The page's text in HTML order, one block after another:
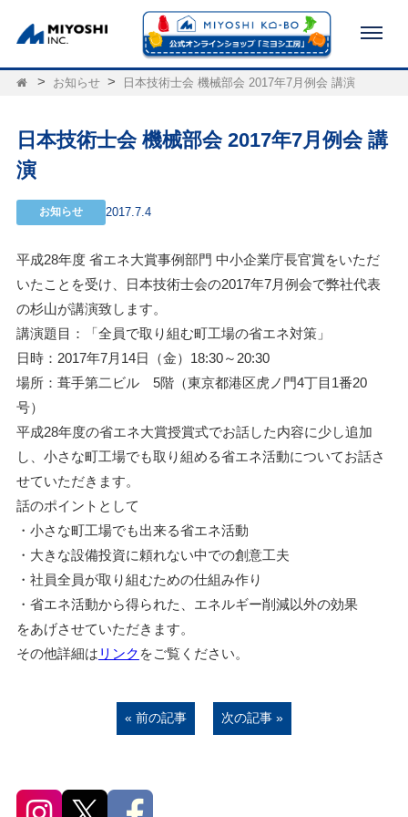
お知らせ 日本技術士会 機械部会 2017年7月例会 講演
日本技術士会 機械部会 2017年7月例会 講
演
お知らせ 2017.7.4
平成28年度 省エネ大賞事例部門 中小企業庁長官賞をいただ
いたことを受け、日本技術士会の2017年7月例会で弊社代表
の杉山が講演致します。
講演題目：「全員で取り組む町工場の省エネ対策」
日時：2017年7月14日（金）18:30～20:30
場所：葺手第二ビル 5階（東京都港区虎ノ門4丁目1番20
号）
平成28年度の省エネ大賞授賞式でお話した内容に少し追加
し、小さな町工場でも取り組める省エネ活動についてお話さ
せていただきます。
話のポイントとして
・小さな町工場でも出来る省エネ活動
・大きな設備投資に頼れない中での創意工夫
・社員全員が取り組むための仕組み作り
・省エネ活動から得られた、エネルギー削減以外の効果
をあげさせていただきます。
その他詳細は リンク をご覧ください。
« 前の記事 次の記事 »